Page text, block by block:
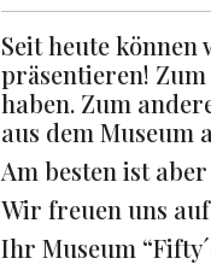
Seit heute können
präsentieren!
haben. Zum
aus dem Museum
Am besten ist
Wir freuen uns
Ihr Museum